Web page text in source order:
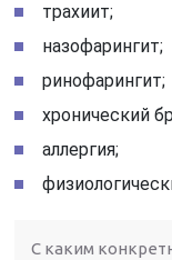
трахиит;
назофарингит;
ринофарингит;
хронический
аллергия;
С каким